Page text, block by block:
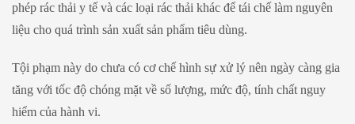
phép rác thải y tế và các loại rác thải khác để tái chế làm nguyên
liệu cho quá trình sản xuất sản phẩm tiêu dùng.
Tội phạm này do chưa có cơ chế hình sự xử lý nên ngày càng gia
tăng với tốc độ chóng mặt về số lượng, mức độ, tính chất nguy
hiểm của hành vi.